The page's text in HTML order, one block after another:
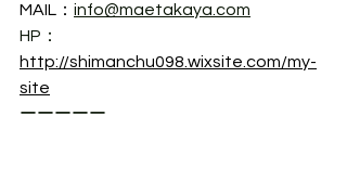
MAIL： info@maetakaya.com
HP：
http://shimanchu098.wixsite.com/my-
site
ーーーーー